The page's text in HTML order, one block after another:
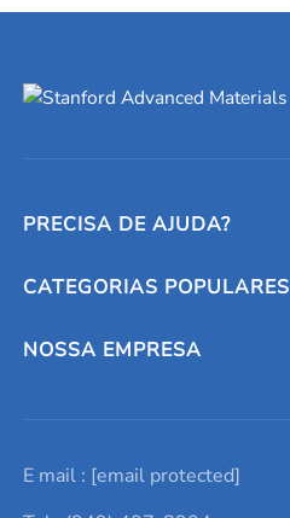
PRECISA DE AJUDA?
Conversores e calculadoras
Entre em contato conosco
Lista de consultas
CATEGORIAS POPULARES
Metais refratários
Elementos de terras raras
NOSSA EMPRESA
Promoções atuais
E mail : [email protected]